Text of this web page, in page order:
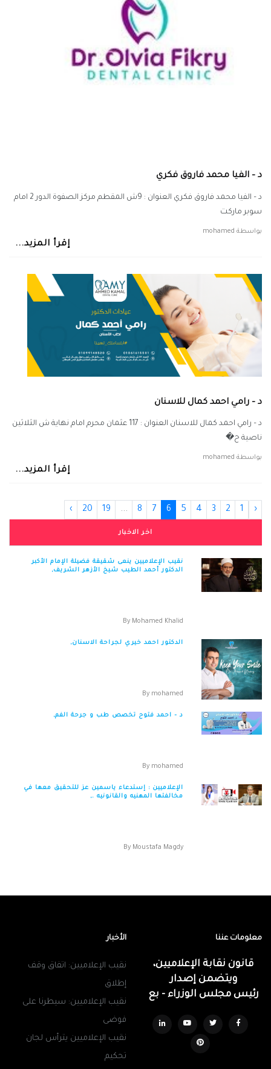
د – الفيا محمد فاروق فكري
د – الفيا محمد فاروق فكري العنوان : 9ش المقطم مركز الصفوة الدور 2 امام
سوبر ماركت
بواسطة mohamed
إقرأ المزيد...
د – رامي احمد كمال للاسنان
د – رامي احمد كمال للاسنان العنوان : 117 عثمان محرم امام نهاية ش الثلاثين
ناصية ح�
بواسطة mohamed
إقرأ المزيد...
‹
1
2
3
4
5
6
7
8
...
19
20
›
اخر الاخبار
نقيب الإعلاميين ينعى شقيقة فضيلة الإمام الأكبر
الدكتور أحمد الطيب شيخ الأزهر الشريف,
By Mohamed Khalid
الدكتور احمد خيري لجراحة الاسنان,
By mohamed
د – احمد فتوح تخصص طب و جرحة الفم,
By mohamed
الإعلاميين : إستدعاء ياسمين عز للتحقيق معها في
مخالفتها المهنيه والقانونيه .,
By Moustafa Magdy
معلومات عننا
قانون نقابة الإعلاميين،
ويتضمن إصدار
رئيس مجلس الوزراء - بع
الأخبار
نقيب الإعلاميين: اتفاق وقف
إطلاق
نقيب الإعلاميين: سيطرنا على
فوضى
نقيب الإعلاميين يترأس لجان
تحكيم